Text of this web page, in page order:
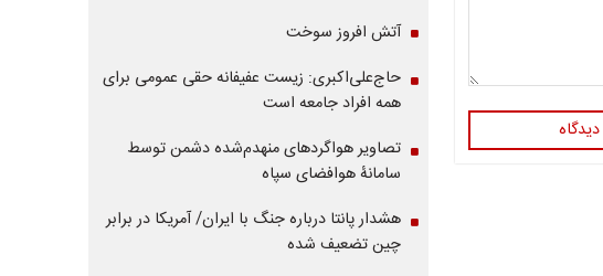
آتش افروز سوخت
حاج‌علی‌اکبری: زیست عفیفانه حقی عمومی برای
همه افراد جامعه است
تصاویر هواگردهای منهدم‌شده دشمن توسط
سامانۀ هوافضای سپاه
هشدار پانتا درباره جنگ با ایران/ آمریکا در برابر
چین تضعیف شده